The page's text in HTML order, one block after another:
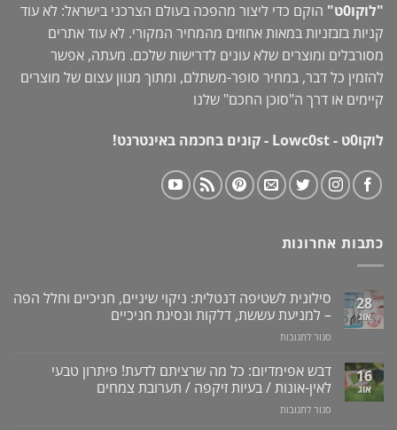
"לוקו0ט"
הוקם כדי ליצור מהפכה בעולם הצרכני בישראל: לא עוד
קניות בזבזניות במאות אחוזים מהמחיר המקורי. לא עוד אתרים
מסורבלים ומוצרים שלא עונים לדרישות שלכם. מעתה, אפשר
להזמין כל דבר, במחיר סופר-משתלם, ומתוך מגוון עצום של מוצרים
קיימים או דרך ה"סוכן החכם" שלנו
לוקו0ט - Lowc0st - קונים בחכמה באינטרנט!
כתבות אחרונות
28
אוג
סילונית לשטיפה דנטלית: ניקוי שיניים, חניכיים וחלל הפה
– למניעת עששת, דלקות ונסיגת חניכיים
סגור לתגובות
לשטיפה
דנטלית:
ניקוי
שיניים,
16
אוג
דבש אפימדיום: כל מה שרציתם לדעת! פיתרון טבעי
לאין-אונות / בעיות זיקפה / תערובת צמחים
סגור לתגובות